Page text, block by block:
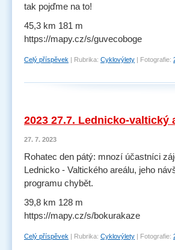
tak pojďme na to!
45,3 km 181 m
https://mapy.cz/s/guvecoboge
Celý příspěvek | Rubrika: Cyklovýlety | Fotografie:
2023 27.7. Lednicko-valtický
27. 7. 2023
Rohatec den pátý: mnozí účastníci
Lednicko - Valtického areálu, jeho
programu chybět.
39,8 km 128 m
https://mapy.cz/s/bokurakaze
Celý příspěvek | Rubrika: Cyklovýlety | Fotografie: